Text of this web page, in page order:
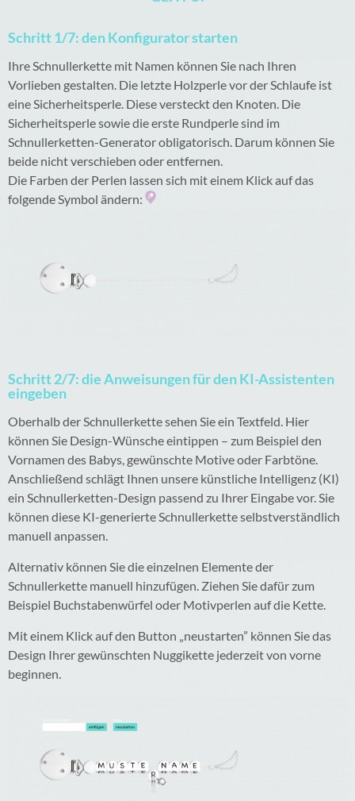
Schritt 1/7: den Konfigurator starten
Ihre Schnullerkette mit Namen können Sie nach Ihren
Vorlieben gestalten. Die letzte Holzperle vor der Schlaufe ist
eine Sicherheitsperle. Diese versteckt den Knoten. Die
Sicherheitsperle sowie die erste Rundperle sind im
Schnullerketten-Generator obligatorisch. Darum können Sie
beide nicht verschieben oder entfernen.
Die Farben der Perlen lassen sich mit einem Klick auf das
folgende Symbol ändern:
Schritt 2/7: die Anweisungen für den KI-Assistenten
eingeben
Oberhalb der Schnullerkette sehen Sie ein Textfeld. Hier
können Sie Design-Wünsche eintippen – zum Beispiel den
Vornamen des Babys, gewünschte Motive oder Farbtöne.
Anschließend schlägt Ihnen unsere künstliche Intelligenz (KI)
ein Schnullerketten-Design passend zu Ihrer Eingabe vor. Sie
können diese KI-generierte Schnullerkette selbstverständlich
manuell anpassen.
Alternativ können Sie die einzelnen Elemente der
Schnullerkette manuell hinzufügen. Ziehen Sie dafür zum
Beispiel Buchstabenwürfel oder Motivperlen auf die Kette.
Mit einem Klick auf den Button „neustarten” können Sie das
Design Ihrer gewünschten Nuggikette jederzeit von vorne
beginnen.